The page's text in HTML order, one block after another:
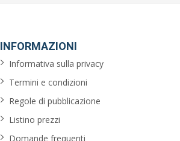
INFORMAZIONI
Informativa sulla privacy
Termini e condizioni
Regole di pubblicazione
Listino prezzi
Domande frequenti